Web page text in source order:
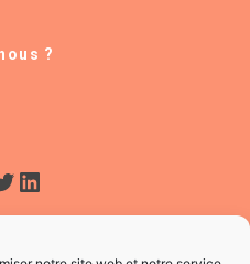
?
LinkedIn